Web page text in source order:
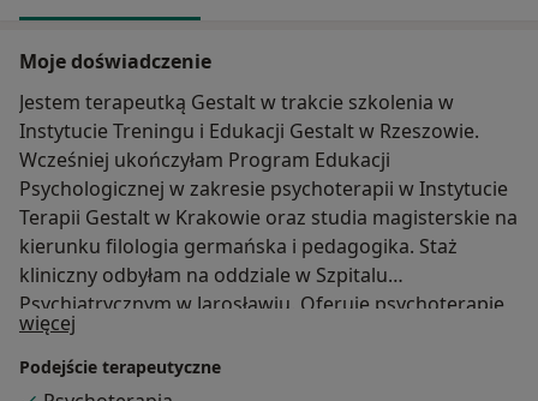
Moje doświadczenie
Jestem terapeutką Gestalt w trakcie szkolenia w
Instytucie Treningu i Edukacji Gestalt w Rzeszowie.
Wcześniej ukończyłam Program Edukacji
Psychologicznej w zakresie psychoterapii w Instytucie
Terapii Gestalt w Krakowie oraz studia magisterskie na
kierunku filologia germańska i pedagogika. Staż
kliniczny odbyłam na oddziale w Szpitalu
Psychiatrycznym w Jarosławiu. Oferuję psychoterapię
indywidualną dorosłych w gabinecie w centrum
Rzeszowa. Nurt terapii Gestalt, w którym pracuje,
postrzega Człowieka jako cielesną i psychiczną Całość,
więcej
Podejście terapeutyczne